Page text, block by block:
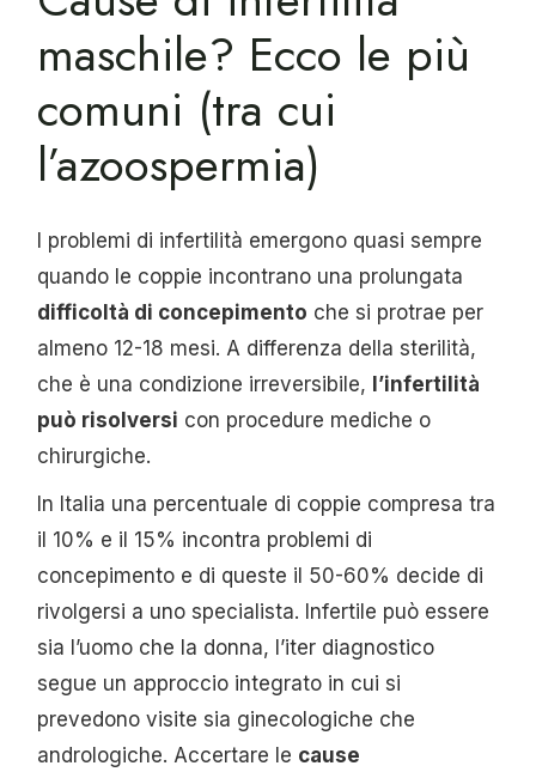
maschile? Ecco le più
comuni (tra cui
l’azoospermia)
I problemi di infertilità emergono quasi sempre
quando le coppie incontrano una prolungata
difficoltà di concepimento che si protrae per
almeno 12-18 mesi. A differenza della sterilità,
che è una condizione irreversibile, l’infertilità
può risolversi con procedure mediche o
chirurgiche.
In Italia una percentuale di coppie compresa tra
il 10% e il 15% incontra problemi di
concepimento e di queste il 50-60% decide di
rivolgersi a uno specialista. Infertile può essere
sia l’uomo che la donna, l’iter diagnostico
segue un approccio integrato in cui si
prevedono visite sia ginecologiche che
andrologiche. Accertare le cause